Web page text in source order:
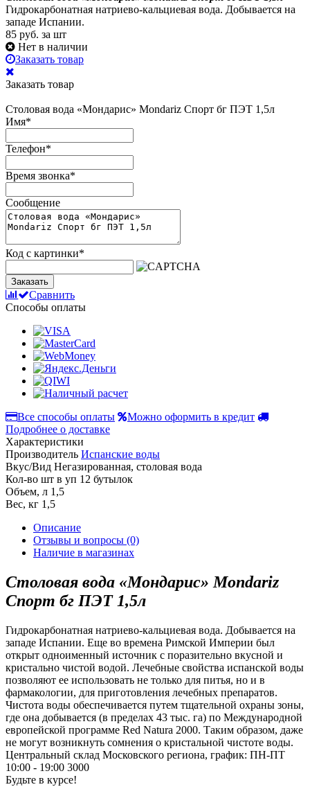
Гидрокарбонатная натриево-кальциевая вода. Добывается на
западе Испании.
85 руб. за шт
Нет в наличии
Заказать товар
Заказать товар
Столовая вода «Мондарис» Mondariz Спорт бг ПЭТ 1,5л
Имя*
Телефон*
Время звонка*
Сообщение
Код с картинки*
Заказать
Сравнить
Способы оплаты
Все способы оплаты
Можно оформить в кредит
Подробнее о доставке
Характеристики
Производитель Испанские воды
Вкус/Вид Негазированная, столовая вода
Кол-во шт в уп 12 бутылок
Объем, л 1,5
Вес, кг 1,5
Описание
Отзывы и вопросы (0)
Наличие в магазинах
Столовая вода «Мондарис» Mondariz
Спорт бг ПЭТ 1,5л
Гидрокарбонатная натриево-кальциевая вода. Добывается на
западе Испании. Еще во времена Римской Империи был
открыт одноименный источник с поразительно вкусной и
кристально чистой водой. Лечебные свойства испанской воды
позволяют ее использовать не только для питья, но и в
фармакологии, для приготовления лечебных препаратов.
Чистота воды обеспечивается путем тщательной охраны зоны,
где она добывается (в пределах 43 тыс. га) по Международной
европейской программе Red Natura 2000. Таким образом, даже
не могут возникнуть сомнения о кристальной чистоте воды.
Центральный склад Московского региона, график: ПН-ПТ
10:00 - 19:00 3000
Будьте в курсе!